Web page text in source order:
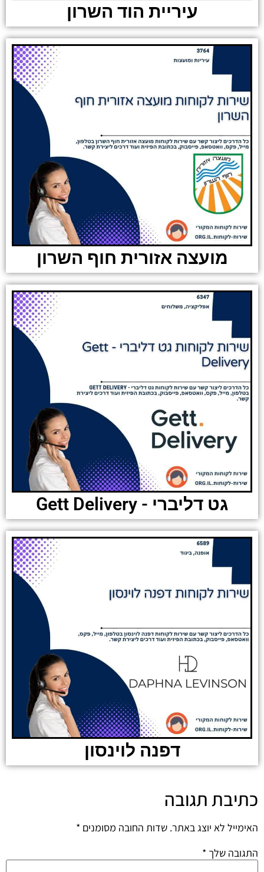
עיריית הוד השרון
מועצה אזורית חוף השרון
גט דליברי - Gett Delivery
דפנה לוינסון
כתיבת תגובה
האימייל לא יוצג באתר. שדות החובה מסומנים *
התגובה שלך *